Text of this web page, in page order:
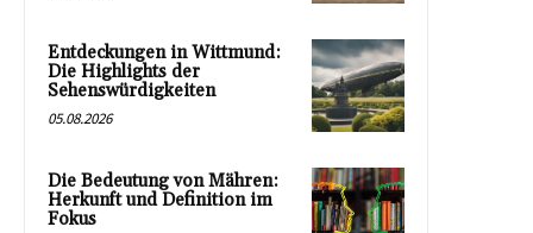
Entdeckungen in Wittmund:
Die Highlights der
Sehenswürdigkeiten
05.08.2026
Die Bedeutung von Mähren:
Herkunft und Definition im
Fokus